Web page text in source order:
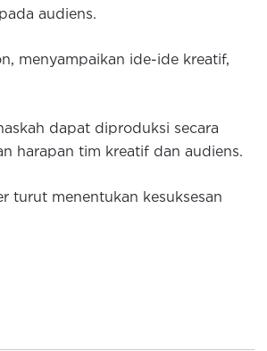
audiens.
menyampaikan ide-ide kreatif,
dapat diproduksi secara
harapan tim kreatif dan audiens.
turut menentukan kesuksesan
Ini Alasan Mengapa Susu Bisa